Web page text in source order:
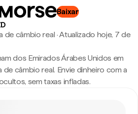
Baixar
de câmbio real ·Atualizado hoje, 7 de
dos Emirados Árabes Unidos em
de câmbio real. Envie dinheiro com a
sem taxas infladas.